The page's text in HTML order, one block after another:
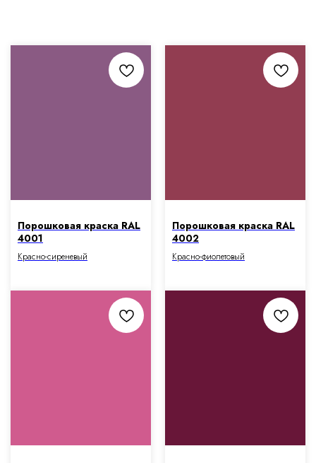
Порошковая краска RAL
4001
Красно-сиреневый
Порошковая краска RAL
4002
Красно-фиолетовый